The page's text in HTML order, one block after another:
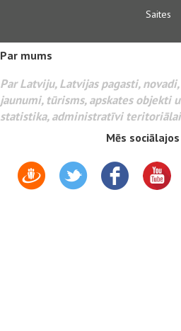
Saites
Par mums
Par Latviju, Latvijas pagasti,
jaunumi, tūrisms, apskates objekti
statistika, administratīvi
Mēs